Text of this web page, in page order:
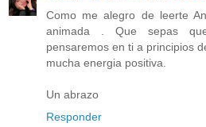
Como me alegro de leerte
animada . Que sepas
pensaremos en ti a principios
mucha energia positiva.
Un abrazo
Responder